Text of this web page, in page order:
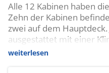
Alle 12 Kabinen haben
Zehn der Kabinen
zwei auf dem
ausgestattet mit einer
Bad/WC mit einem
weiterlesen